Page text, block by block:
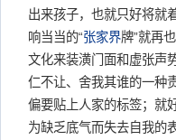
出来孩子，也就只好将就
响当当的“张家界牌”就再
文化来装潢门面和虚张声
仁不让、舍我其谁的一种
偏要贴上人家的标签；就
为缺乏底气而失去自我的